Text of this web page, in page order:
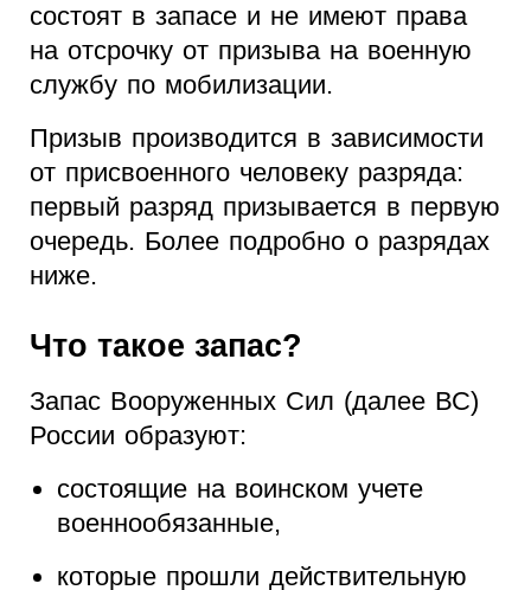
состоят в запасе и не имеют права
на отсрочку от призыва на военную
службу по мобилизации.
Призыв производится в зависимости
от присвоенного человеку разряда:
первый разряд призывается в первую
очередь. Более подробно о разрядах
ниже.
Что такое запас?
Запас Вооруженных Сил (далее ВС)
России образуют:
состоящие на воинском учете
военнообязанные,
которые прошли действительную